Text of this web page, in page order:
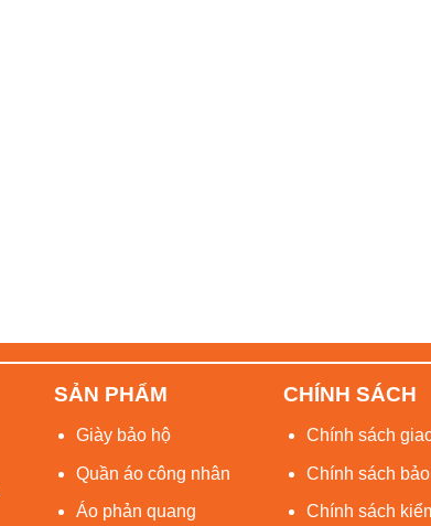
SẢN PHẨM
Giày bảo hộ
Quần áo công nhân
Áo phản quang
CHÍNH SÁCH
Chính sách
Chính sách
Chính sách